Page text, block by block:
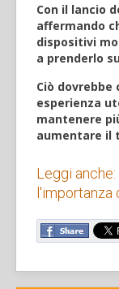
Con il lancio
affermando
dispositivi
a prenderlo
Ciò
esperienza
mantenere
aumentare il
Leggi
l'importanza